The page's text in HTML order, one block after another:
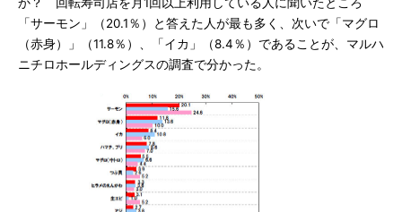
「サーモン」（20.1％）と答えた人が最も多く、次いで「マグロ
（赤身）」（11.8％）、「イカ」（8.4％）であることが、マルハ
ニチロホールディングスの調査で分かった。